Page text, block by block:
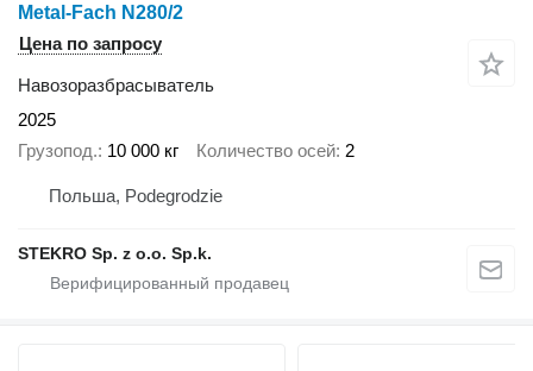
Metal-Fach N280/2
Цена по запросу
Навозоразбрасыватель
2025
Грузопод. 10 000 кг Количество осей 2
Польша, Podegrodzie
STEKRO Sp. z o.o. Sp.k.